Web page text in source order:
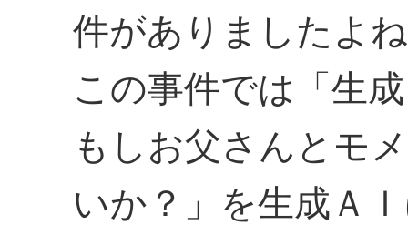
件がありましたよ
この事件では「生
もしお父さんとモ
いか？」を生成Ａ